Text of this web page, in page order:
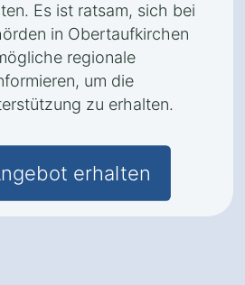
Es ist ratsam, sich bei
in Obertaufkirchen
regionale
um die
zu erhalten.
erhalten